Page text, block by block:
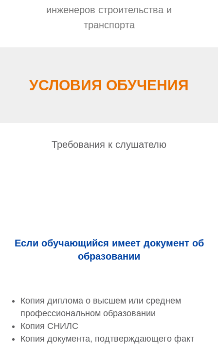
инженеров строительства и
транспорта
УСЛОВИЯ ОБУЧЕНИЯ
Требования к слушателю
Если обучающийся имеет документ об
образовании
Копия диплома о высшем или среднем
профессиональном образовании
Копия СНИЛС
Копия документа, подтверждающего факт